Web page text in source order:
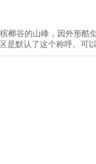
谷的山峰，因外形酷
是默认了这个称呼。可